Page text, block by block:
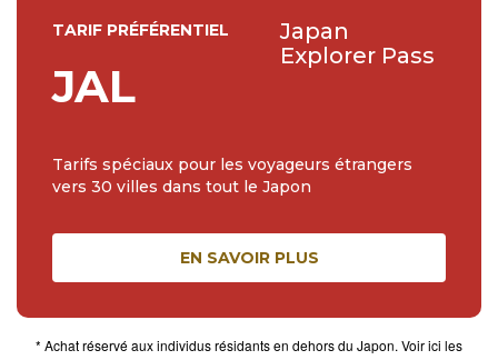
TARIF PRÉFÉRENTIEL
JAL
Japan
Explorer Pass
Tarifs spéciaux pour les voyageurs étrangers
vers 30 villes dans tout le Japon
EN SAVOIR PLUS
* Achat réservé aux individus résidants en dehors du Japon. Voir ici les